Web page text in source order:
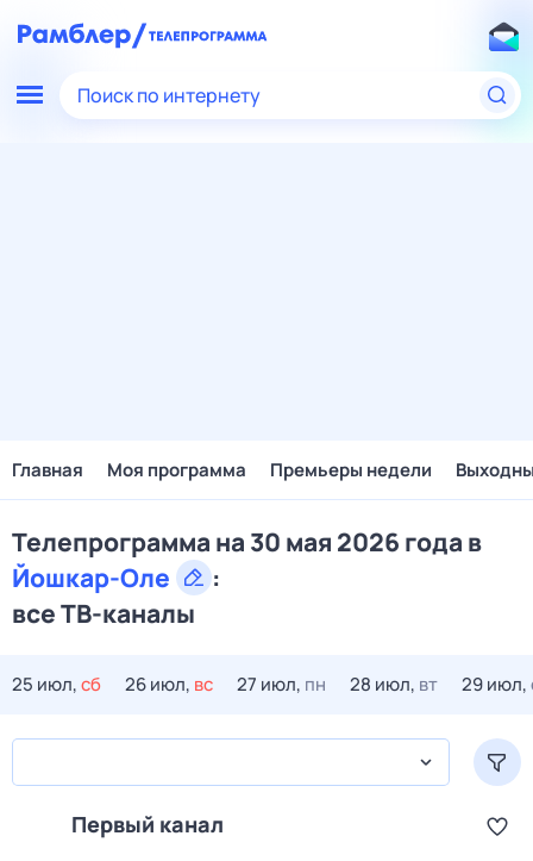
Поиск по интернету
Главная Моя программа Премьеры недели
Телепрограмма на 30 мая 2026 года в
Йошкар-Оле
:
все ТВ-каналы
25 июл,сб 26 июл, вс 27 июл, пн 28 июл, вт 29 июл,
Первый канал